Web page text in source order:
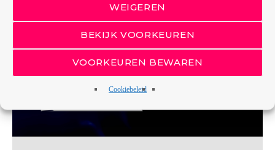
WEIGEREN
BEKIJK VOORKEUREN
VOORKEUREN BEWAREN
Cookiebeleid